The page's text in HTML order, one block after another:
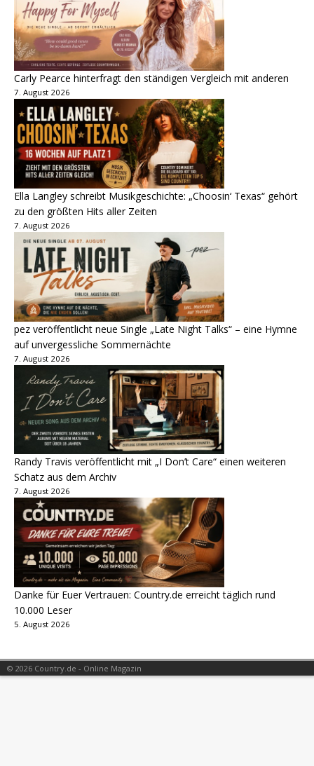
Carly Pearce hinterfragt den ständigen Vergleich mit anderen
7. August 2026
Ella Langley schreibt Musikgeschichte: „Choosin‘ Texas“ gehört
zu den größten Hits aller Zeiten
7. August 2026
pez veröffentlicht neue Single „Late Night Talks“ – eine Hymne
auf unvergessliche Sommernächte
7. August 2026
Randy Travis veröffentlicht mit „I Don’t Care“ einen weiteren
Schatz aus dem Archiv
7. August 2026
Danke für Euer Vertrauen: Country.de erreicht täglich rund
10.000 Leser
5. August 2026
© 2026 Country.de - Online Magazin